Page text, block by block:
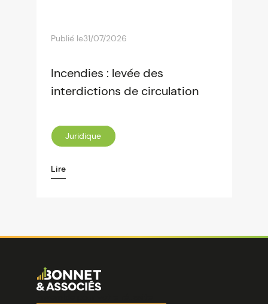
Publié le31/07/2026
Incendies : levée des
interdictions de circulation
Juridique
Lire
Image